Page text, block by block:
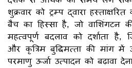
शुक्रवार को ट्रम्प द्वारा
बैच का हिस्सा है, जो वाशिंगटन
महत्वपूर्ण बदलाव को दर्शाता है,
और कृत्रिम बुद्धिमत्ता की मांग
परमाणु ऊर्जा उत्पादन को बढ़ावा